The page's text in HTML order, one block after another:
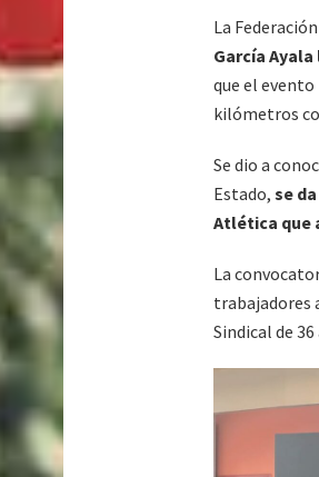
La
García
que el
kilómetros
Se dio a
Estado, se
Atlética que
La
trabajadores
Sindical de